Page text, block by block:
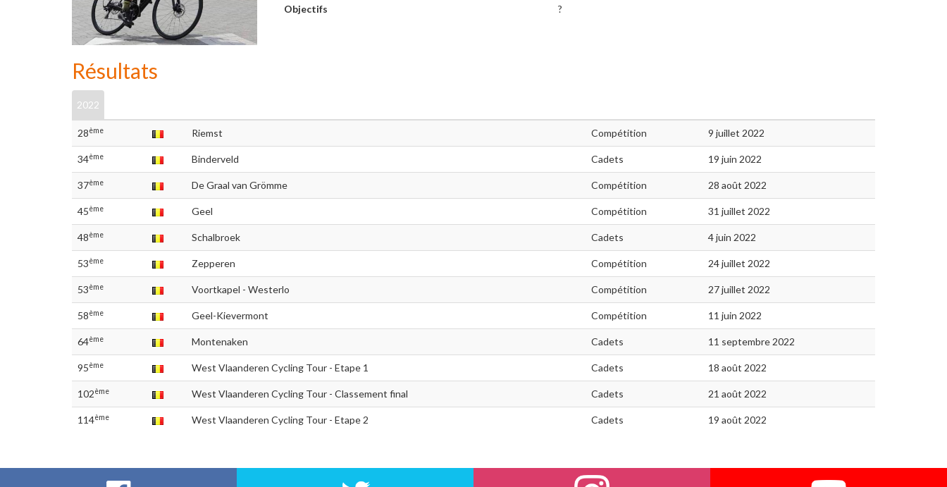
Objectifs ?
Résultats
2022
28ème Riemst Compétition 9 juillet 2022
34ème Binderveld Cadets 19 juin 2022
37ème De Graal van Grömme Compétition 28 août 2022
45ème Geel Compétition 31 juillet 2022
48ème Schalbroek Cadets 4 juin 2022
53ème Zepperen Compétition 24 juillet 2022
53ème Voortkapel - Westerlo Compétition 27 juillet 2022
58ème Geel-Kievermont Compétition 11 juin 2022
64ème Montenaken Cadets 11 septembre 2022
95ème West Vlaanderen Cycling Tour - Etape 1 Cadets 18 août 2022
102ème West Vlaanderen Cycling Tour - Classement final Cadets 21 août 2022
114ème West Vlaanderen Cycling Tour - Etape 2 Cadets 19 août 2022